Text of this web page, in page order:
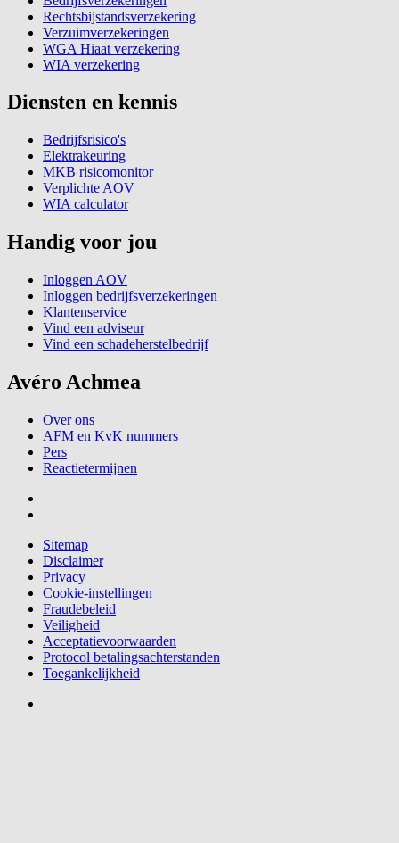
Rechtsbijstandsverzekering
Verzuimverzekeringen
WGA Hiaat verzekering
WIA verzekering
Diensten en kennis
Bedrijfsrisico's
Elektrakeuring
MKB risicomonitor
Verplichte AOV
WIA calculator
Handig voor jou
Inloggen AOV
Inloggen bedrijfsverzekeringen
Klantenservice
Vind een adviseur
Vind een schadeherstelbedrijf
Avéro Achmea
Over ons
AFM en KvK nummers
Pers
Reactietermijnen
Sitemap
Disclaimer
Privacy
Cookie-instellingen
Fraudebeleid
Veiligheid
Acceptatievoorwaarden
Protocol betalingsachterstanden
Toegankelijkheid